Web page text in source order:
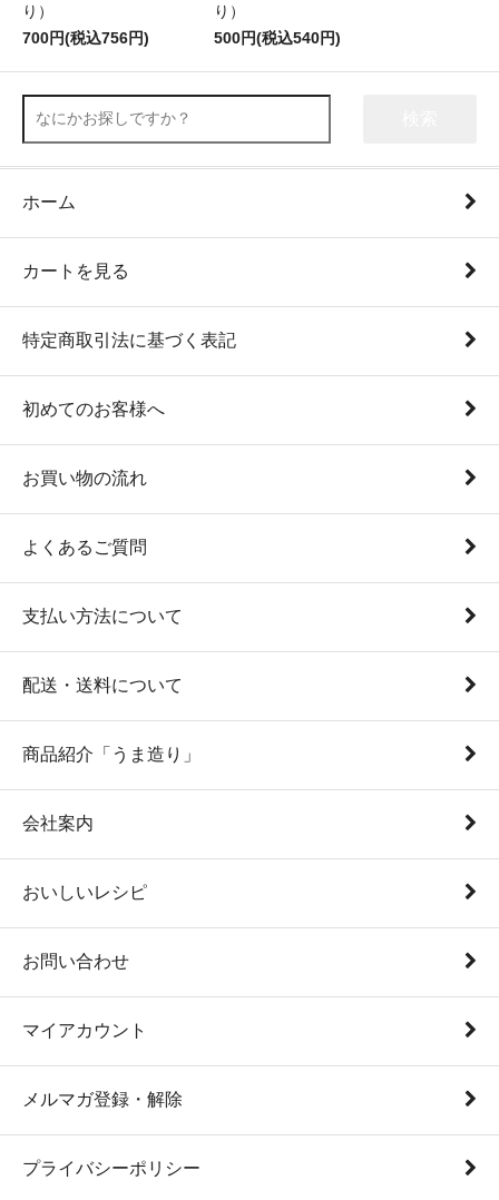
り）
700円(税込756円)
り）
500円(税込540円)
ホーム
カートを見る
特定商取引法に基づく表記
初めてのお客様へ
お買い物の流れ
よくあるご質問
支払い方法について
配送・送料について
商品紹介「うま造り」
会社案内
おいしいレシピ
お問い合わせ
マイアカウント
メルマガ登録・解除
プライバシーポリシー